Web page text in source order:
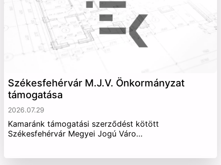
Székesfehérvár M.J.V. Önkormányzat
támogatása
2026.07.29
Kamaránk támogatási szerződést kötött
Székesfehérvár Megyei Jogú Váro…